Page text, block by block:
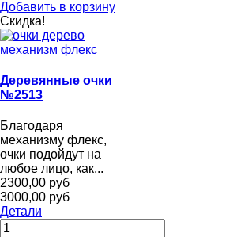
Добавить в корзину
Скидка!
Деревянные очки
№2513
Благодаря
механизму флекс,
очки подойдут на
любое лицо, как...
2300,00 руб
3000,00 руб
Детали